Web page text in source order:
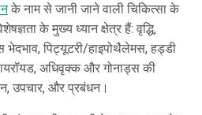
के नाम से जानी जाने वाली चिकित्सा के
के मुख्य ध्यान क्षेत्र हैं: वृद्धि,
पिट्यूटरी/हाइपोथैलेमस, हड्डी
अधिवृक्क और गोनाड्स की
उपचार, और प्रबंधन।